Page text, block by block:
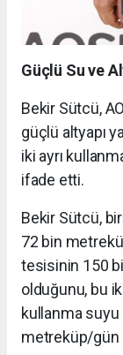
Güçlü Su ve
Bekir Sütcü,
güçlü altyapı
iki ayrı
ifade etti.
Bekir Sütcü,
72 bin
tesisinin 150
olduğunu, bu
kullanma suyu
metreküp/gün